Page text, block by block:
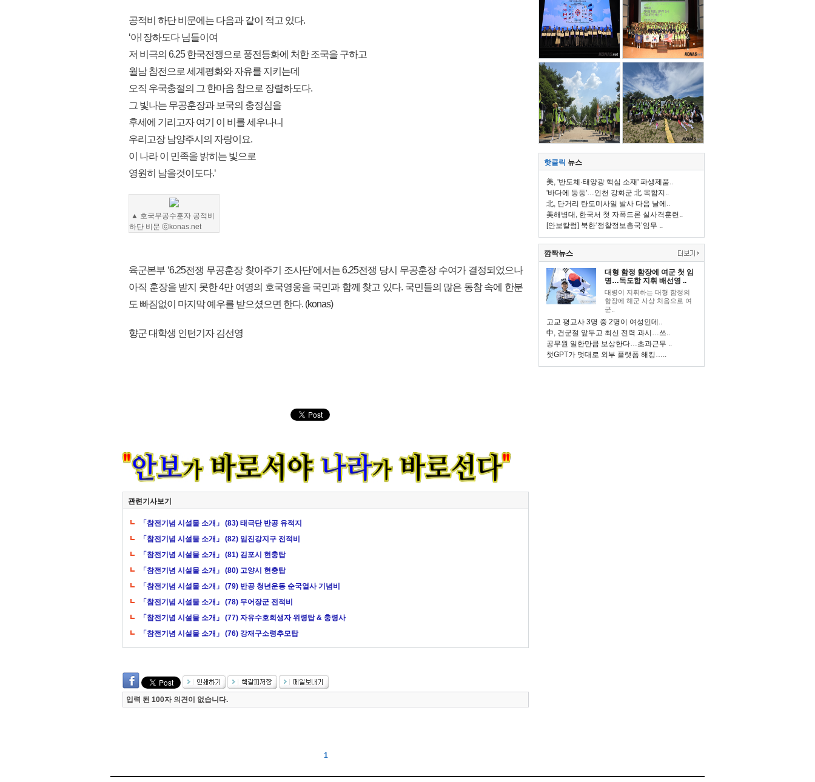
공적비 하단 비문에는 다음과 같이 적고 있다.
‘아! 장하도다 님들이여
저 비극의 6.25 한국전쟁으로 풍전등화에 처한 조국을 구하고
월남 참전으로 세계평화와 자유를 지키는데
오직 우국충절의 그 한마음 참으로 장렬하도다.
그 빛나는 무공훈장과 보국의 충정심을
후세에 기리고자 여기 이 비를 세우나니
우리고장 남양주시의 자랑이요.
이 나라 이 민족을 밝히는 빛으로
영원히 남을것이도다.‘
▲ 호국무공수훈자 공적비
하단 비문 ⓒkonas.net
육군본부 ‘6.25전쟁 무공훈장 찾아주기 조사단’에서는 6.25전쟁 당시 무공훈장 수여가 결정되었으나
아직 훈장을 받지 못한 4만 여명의 호국영웅을 국민과 함께 찾고 있다. 국민들의 많은 동참 속에 한분
도 빠짐없이 마지막 예우를 받으셨으면 한다. (konas)
향군 대학생 인턴기자 김선영
관련기사보기
「참전기념 시설물 소개」 (83) 태극단 반공 유적지
「참전기념 시설물 소개」 (82) 임진강지구 전적비
「참전기념 시설물 소개」 (81) 김포시 현충탑
「참전기념 시설물 소개」 (80) 고양시 현충탑
「참전기념 시설물 소개」 (79) 반공 청년운동 순국열사 기념비
「참전기념 시설물 소개」 (78) 무어장군 전적비
「참전기념 시설물 소개」 (77) 자유수호희생자 위령탑 & 충령사
「참전기념 시설물 소개」 (76) 강재구소령추모탑
입력 된 100자 의견이 없습니다.
1
핫클릭 뉴스
美, '반도체·태양광 핵심 소재' 파생제품..
'바다에 둥둥'…인천 강화군 北 목함지..
北, 단거리 탄도미사일 발사 다음 날에..
美해병대, 한국서 첫 자폭드론 실사격훈련..
[안보칼럼] 북한‘정찰정보총국’임무 ..
깜짝뉴스
대형 함정 함장에 여군 첫 임
명…독도함 지휘 배선영 ..
대령이 지휘하는 대형 함정의
함장에 해군 사상 처음으로 여
군..
고교 평교사 3명 중 2명이 여성인데..
中, 건군절 앞두고 최신 전력 과시…쓰..
공무원 일한만큼 보상한다…초과근무 ..
챗GPT가 멋대로 외부 플랫폼 해킹…..